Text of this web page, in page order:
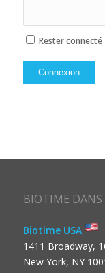
Rester connecté
Connexion
BIOTIME
Biotime USA
1411 Broadway,
New York, NY